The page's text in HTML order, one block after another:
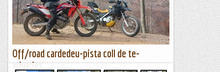
Off/road cardedeu-pista coll de te-
arbucies